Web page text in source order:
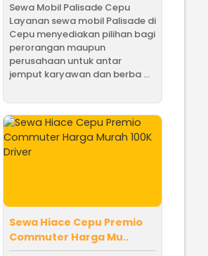
Sewa Mobil Palisade Cepu
Layanan sewa mobil Palisade di
Cepu menyediakan pilihan bagi
perorangan maupun
perusahaan untuk antar
jemput karyawan dan berba ...
Sewa Hiace Cepu Premio
Commuter Harga Mu..